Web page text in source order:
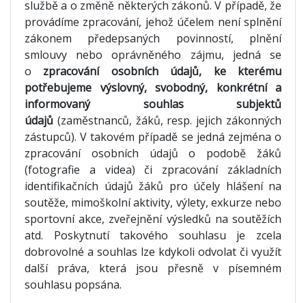
službě a o změně některých zákonů. V případě, že
provádíme zpracování, jehož účelem není splnění
zákonem předepsaných povinností, plnění
smlouvy nebo oprávněného zájmu, jedná se
o zpracování osobních údajů, ke kterému
potřebujeme výslovný, svobodný, konkrétní a
informovaný souhlas subjektů
údajů (zaměstnanců, žáků, resp. jejich zákonných
zástupců). V takovém případě se jedná zejména o
zpracování osobních údajů o podobě žáků
(fotografie a videa) či zpracování základních
identifikačních údajů žáků pro účely hlášení na
soutěže, mimoškolní aktivity, výlety, exkurze nebo
sportovní akce, zveřejnění výsledků na soutěžích
atd. Poskytnutí takového souhlasu je zcela
dobrovolné a souhlas lze kdykoli odvolat či využít
další práva, která jsou přesně v písemném
souhlasu popsána.